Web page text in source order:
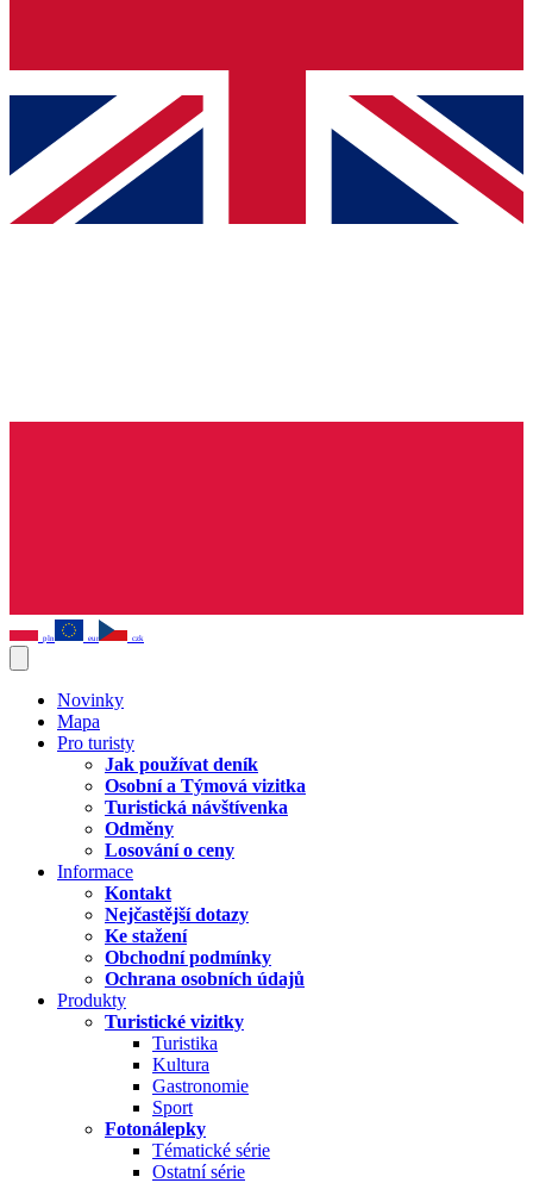
pln eur czk
Novinky
Mapa
Pro turisty
Jak používat deník
Osobní a Týmová vizitka
Turistická návštívenka
Odměny
Losování o ceny
Informace
Kontakt
Nejčastější dotazy
Ke stažení
Obchodní podmínky
Ochrana osobních údajů
Produkty
Turistické vizitky
Turistika
Kultura
Gastronomie
Sport
Fotonálepky
Tématické série
Ostatní série